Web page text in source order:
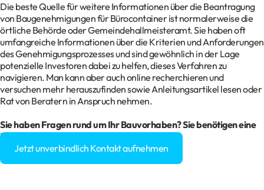
Die beste Quelle für weitere Informationen über die Beantragung
von Baugenehmigungen für Bürocontainer ist normalerweise die
örtliche Behörde oder Gemeindehallmeisteramt. Sie haben oft
umfangreiche Informationen über die Kriterien und Anforderungen
des Genehmigungsprozesses und sind gewöhnlich in der Lage
potenzielle Investoren dabei zu helfen, dieses Verfahren zu
navigieren. Man kann aber auch online recherchieren und
versuchen mehr herauszufinden sowie Anleitungsartikel lesen oder
Rat von Beratern in Anspruch nehmen.
Sie haben Fragen rund um Ihr Bauvorhaben? Sie benötigen eine
Baugenehmigung?
Jetzt unverbindlich Kontakt aufnehmen